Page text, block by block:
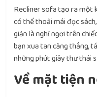
Recliner sofa tạo ra một
có thể thoải mái đọc
giản là nghỉ ngơi trên
bạn xua tan căng thẳng,
những phút giây thư thái
Về mặt tiện